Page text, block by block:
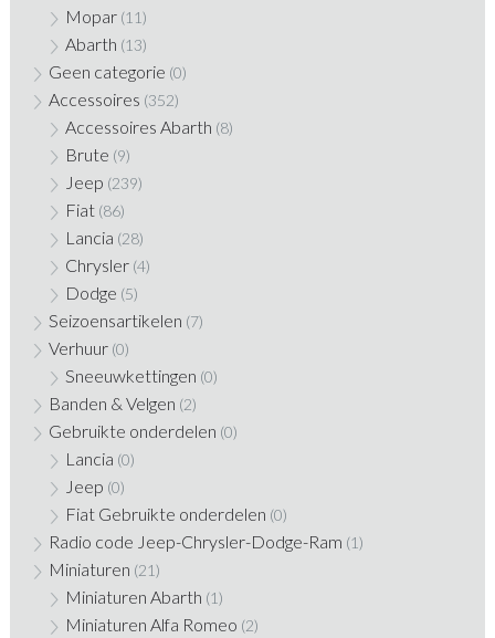
Mopar (11)
Abarth (13)
Geen categorie (0)
Accessoires (352)
Accessoires Abarth (8)
Brute (9)
Jeep (239)
Fiat (86)
Lancia (28)
Chrysler (4)
Dodge (5)
Seizoensartikelen (7)
Verhuur (0)
Sneeuwkettingen (0)
Banden & Velgen (2)
Gebruikte onderdelen (0)
Lancia (0)
Jeep (0)
Fiat Gebruikte onderdelen (0)
Radio code Jeep-Chrysler-Dodge-Ram (1)
Miniaturen (21)
Miniaturen Abarth (1)
Miniaturen Alfa Romeo (2)